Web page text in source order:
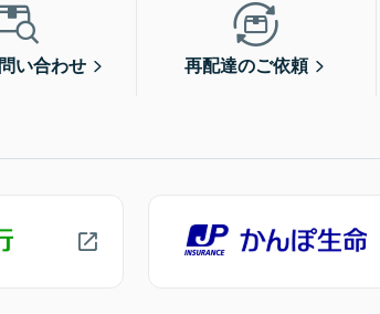
い合わせ 再配達のご依頼